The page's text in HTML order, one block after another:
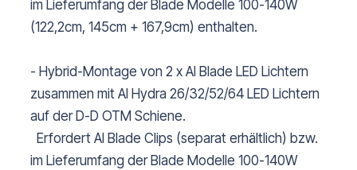
im Lieferumfang der Blade Modelle 100-140W
(122,2cm, 145cm + 167,9cm) enthalten.
- Hybrid-Montage von 2 x AI Blade LED Lichtern
zusammen mit AI Hydra 26/32/52/64 LED Lichtern
auf der D-D OTM Schiene.
Erfordert AI Blade Clips (separat erhältlich) bzw.
im Lieferumfang der Blade Modelle 100-140W